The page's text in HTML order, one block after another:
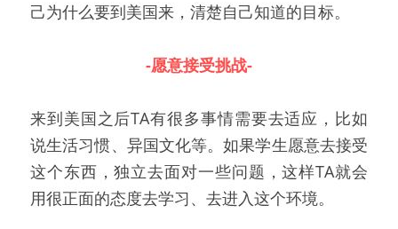
己为什么要到美国来，清楚自己知道的目标。
-愿意接受挑战-
来到美国之后TA有很多事情需要去适应，比如
说生活习惯、异国文化等。如果学生愿意去接受
这个东西，独立去面对一些问题，这样TA就会
用很正面的态度去学习、去进入这个环境。